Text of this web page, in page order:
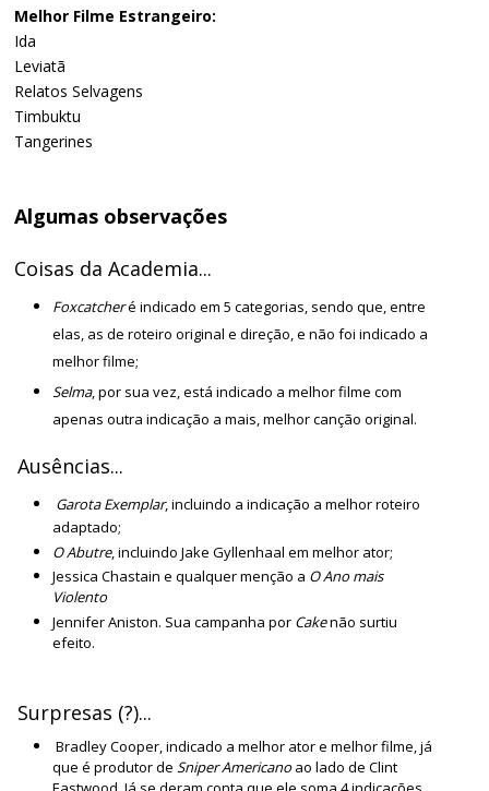
Melhor Filme Estrangeiro:
Ida
Leviatã
Relatos Selvagens
Timbuktu
Tangerines
Algumas observações
Coisas da Academia...
Foxcatcheré indicado em 5 categorias, sendo que, entre
elas, as de roteiro original e direção, e não foi indicado a
melhor filme;
Selma, por sua vez, está indicado a melhor filme com
apenas outra indicação a mais, melhor canção original.
Ausências...
Garota Exemplar, incluindo a indicação a melhor roteiro
adaptado;
O Abutre, incluindo Jake Gyllenhaal em melhor ator;
Jessica Chastain e qualquer menção a O Ano mais
Violento
Jennifer Aniston. Sua campanha por Cakenão surtiu
efeito.
Surpresas (?)...
Bradley Cooper, indicado a melhor ator e melhor filme, já
que é produtor deSniper Americanoao lado de Clint